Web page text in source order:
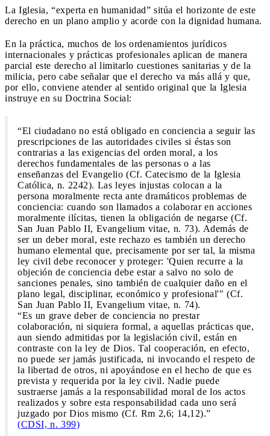
La Iglesia, “experta en humanidad” sitúa el horizonte de este
derecho en un plano amplio y acorde con la dignidad humana.
En la práctica, muchos de los ordenamientos jurídicos
internacionales y prácticas profesionales aplican de manera
parcial este derecho al limitarlo cuestiones sanitarias y de la
milicia, pero cabe señalar que el derecho va más allá y que,
por ello, conviene atender al sentido original que la Iglesia
instruye en su Doctrina Social:
“El ciudadano no está obligado en conciencia a seguir las
prescripciones de las autoridades civiles si éstas son
contrarias a las exigencias del orden moral, a los
derechos fundamentales de las personas o a las
enseñanzas del Evangelio (Cf. Catecismo de la Iglesia
Católica, n. 2242). Las leyes injustas colocan a la
persona moralmente recta ante dramáticos problemas de
conciencia: cuando son llamados a colaborar en acciones
moralmente ilícitas, tienen la obligación de negarse (Cf.
San Juan Pablo II, Evangelium vitae, n. 73). Además de
ser un deber moral, este rechazo es también un derecho
humano elemental que, precisamente por ser tal, la misma
ley civil debe reconocer y proteger: 'Quien recurre a la
objeción de conciencia debe estar a salvo no solo de
sanciones penales, sino también de cualquier daño en el
plano legal, disciplinar, económico y profesional'" (Cf.
San Juan Pablo II, Evangelium vitae, n. 74).
“Es un grave deber de conciencia no prestar
colaboración, ni siquiera formal, a aquellas prácticas que,
aun siendo admitidas por la legislación civil, están en
contraste con la ley de Dios. Tal cooperación, en efecto,
no puede ser jamás justificada, ni invocando el respeto de
la libertad de otros, ni apoyándose en el hecho de que es
prevista y requerida por la ley civil. Nadie puede
sustraerse jamás a la responsabilidad moral de los actos
realizados y sobre esta responsabilidad cada uno será
juzgado por Dios mismo (Cf. Rm 2,6; 14,12).”
(CDSI, n. 399)